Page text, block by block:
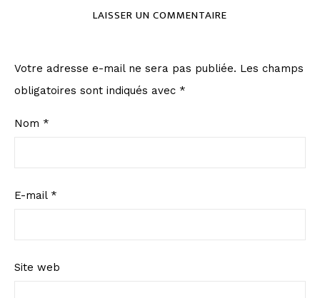
LAISSER UN COMMENTAIRE
Votre adresse e-mail ne sera pas publiée. Les champs
obligatoires sont indiqués avec *
Nom *
E-mail *
Site web